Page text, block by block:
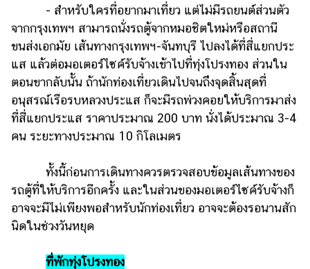
- สำหรับใครที่อยากมาเที่ยว แต่ไม่มีรถยนต์ส่วนตัว
จากกรุงเทพฯ สามารถนั่งรถตู้จากหมอชิตใหม่หรือสถานี
ขนส่งเอกมัย เส้นทางกรุงเทพฯ-จันทบุรี ไปลงได้ที่สี่แยกประ
แส แล้วต่อมอเตอร์ไซค์รับจ้างเข้าไปที่ทุ่งโปรงทอง ส่วนใน
ตอนขากลับนั้น ถ้านักท่องเที่ยวเดินไปจนถึงจุดสิ้นสุดที่
อนุสรณ์เรือรบหลวงประแส ก็จะมีรถพ่วงคอยให้บริการมาส่ง
ที่สี่แยกประแส ราคาประมาณ 200 บาท นั่งได้ประมาณ 3-4
คน ระยะทางประมาณ 10 กิโลเมตร
ทั้งนี้ก่อนการเดินทางควรตรวจสอบข้อมูลเส้นทางของ
รถตู้ที่ให้บริการอีกครั้ง และในส่วนของมอเตอร์ไซค์รับจ้างก็
อาจจะมีไม่เพียงพอสำหรับนักท่องเที่ยว อาจจะต้องรอนานสัก
นิดในช่วงวันหยุด
ที่พักทุ่งโปรงทอง